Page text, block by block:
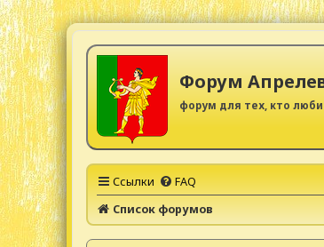
Форум
форум для тех, кто
Ссылки FAQ
Список форумов